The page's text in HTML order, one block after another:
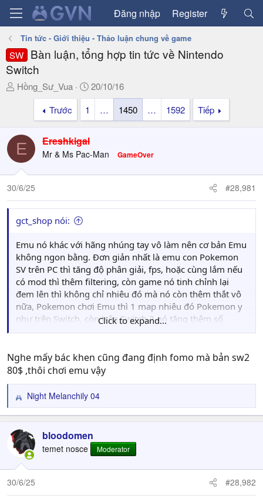
Đăng nhập Register
Tin tức - Giới thiệu - Thảo luận chung về game
SW
Bàn luận, tổng hợp tin tức về Nintendo
Switch
T
a
d
s
t
a
t
e
Hồng_Sư_Vua
N
g
y
i
20/10/16
Trước
1 … 1450 … 1592 Tiếp
E Ereshkigal
Mr & Ms Pac-Man GameOver
30/6/25 #28,981
gct_shop nói:
Emu nó khác với hãng nhúng tay vô làm nên cơ bản Emu
không ngon bằng. Đơn giản nhất là emu con Pokemon
SV trên PC thì tăng độ phân giải, fps, hoặc cùng lắm nếu
có mod thì thêm filtering, còn game nó tinh chỉnh lại
đem lên thì không chỉ nhiêu đó mà nó còn thêm thắt vô
nữa, Pokemon chơi Emu thì 1 map nhiêu đó Pokemon y
như trên Switch, còn trên Switch 2 nó tăng thêm số
lượng Pokemon xuất hiện, thêm cả cây cỏ, như Zelda
nhiều hơn nữa.
Click to expand...
Nghe mấy bác khen cũng đang định fomo mà bản sw2
80$ ,thôi chơi emu vậy
R
e
c
t
o
n
Night Melanchily 04
bloodomen
temet nosce Moderator
30/6/25 #28,982